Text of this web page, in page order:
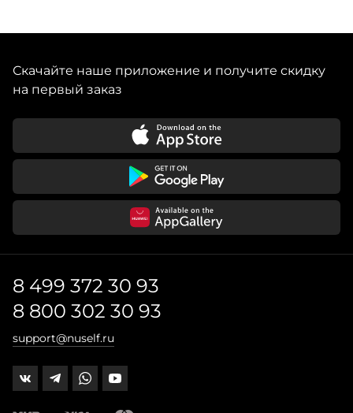
Скачайте наше приложение и получите скидку
на первый заказ
8 499 372 30 93
8 800 302 30 93
support@nuself.ru